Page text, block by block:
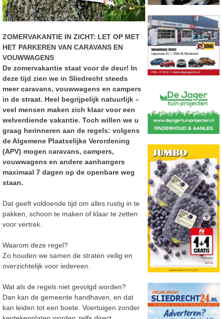
ZOMERVAKANTIE IN ZICHT: LET OP MET
HET PARKEREN VAN CARAVANS EN
VOUWWAGENS
De zomervakantie staat voor de deur! In
deze tijd zien we in Sliedrecht steeds
meer caravans, vouwwagens en campers
in de straat. Heel begrijpelijk natuurlijk –
veel mensen maken zich klaar voor een
welverdiende vakantie. Toch willen we u
graag herinneren aan de regels: volgens
de Algemene Plaatselijke Verordening
(APV) mogen caravans, campers,
vouwwagens en andere aanhangers
maximaal 7 dagen op de openbare weg
staan.
Dat geeft voldoende tijd om alles rustig in te
pakken, schoon te maken of klaar te zetten
voor vertrek.
Waarom deze regel?
Zo houden we samen de straten veilig en
overzichtelijk voor iedereen.
Wat als de regels niet gevolgd worden?
Dan kan de gemeente handhaven, en dat
kan leiden tot een boete. Voertuigen zonder